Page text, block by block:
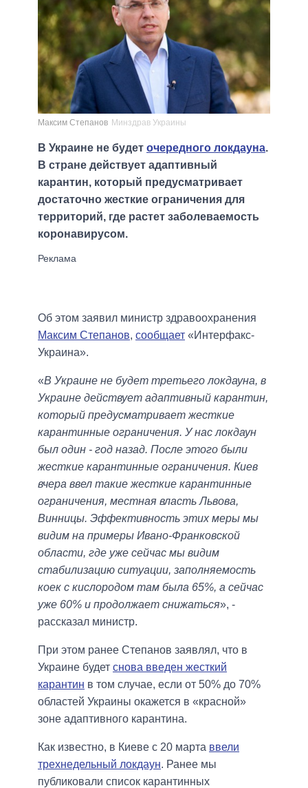
Максим Степанов Минздрав Украины
В Украине не будет очередного локдауна.
В стране действует адаптивный
карантин, который предусматривает
достаточно жесткие ограничения для
территорий, где растет заболеваемость
коронавирусом.
Об этом заявил министр здравоохранения
Максим Степанов, сообщает «Интерфакс-
Украина».
«В Украине не будет третьего локдауна, в
Украине действует адаптивный карантин,
который предусматривает жесткие
карантинные ограничения. У нас локдаун
был один - год назад. После этого были
жесткие карантинные ограничения. Киев
вчера ввел такие жесткие карантинные
ограничения, местная власть Львова,
Винницы. Эффективность этих меры мы
видим на примеры Ивано-Франковской
области, где уже сейчас мы видим
стабилизацию ситуации, заполняемость
коек с кислородом там была 65%, а сейчас
уже 60% и продолжает снижаться», -
рассказал министр.
При этом ранее Степанов заявлял, что в
Украине будет снова введен жесткий
карантин в том случае, если от 50% до 70%
областей Украины окажется в «красной»
зоне адаптивного карантина.
Как известно, в Киеве с 20 марта ввели
трехнедельный локдаун. Ранее мы
публиковали список карантинных